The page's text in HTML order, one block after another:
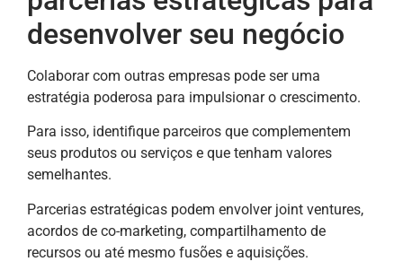
desenvolver seu negócio
Colaborar com outras empresas pode ser uma
estratégia poderosa para impulsionar o crescimento.
Para isso, identifique parceiros que complementem
seus produtos ou serviços e que tenham valores
semelhantes.
Parcerias estratégicas podem envolver joint ventures,
acordos de co-marketing, compartilhamento de
recursos ou até mesmo fusões e aquisições.